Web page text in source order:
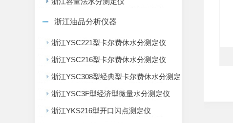
浙江油品分析仪器
浙江YSC221型卡尔费休水分测定仪
浙江YSC216型卡尔费休水分测定仪
浙江YSC308型经典型卡尔费休水分测定仪
浙江YSC3F型经济型微量水分测定仪
浙江YKS216型开口闪点测定仪